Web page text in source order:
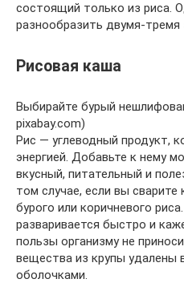
состоящий только из риса.
разнообразить двумя-
Рисовая каша
Выбирайте бурый
pixabay.com)
Рис — углеводный продукт,
энергией. Добавьте к нему
вкусный, питательный и
том случае, если вы
бурого или коричневого
разваривается быстро и
пользы организму не
вещества из крупы удалены
оболочками.